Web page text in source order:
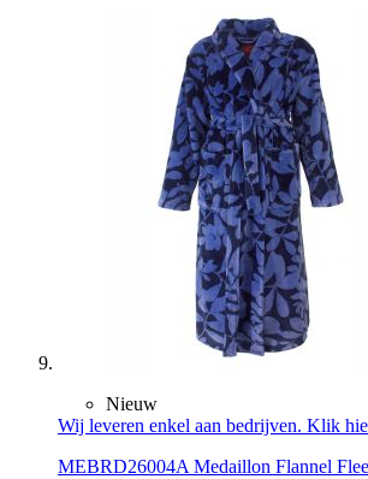
Nieuw
Wij leveren enkel aan bedrijven. Klik
MEBRD26004A Medaillon Flannel